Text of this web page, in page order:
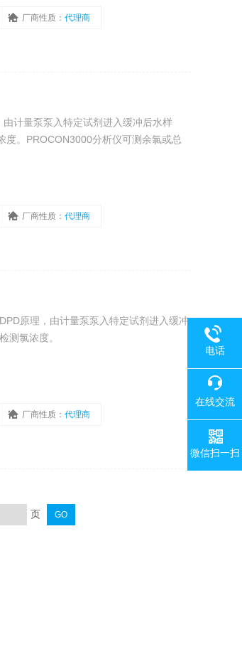
厂商性质： 代理商
计量泵泵入特定试剂进入缓冲后水样
度。PROCON3000分析仪可测余氯或总
厂商性质： 代理商
原理，由计量泵泵入特定试剂进入缓冲
测氯浓度。
厂商性质： 代理商
页
电话
在线交流
微信扫一扫